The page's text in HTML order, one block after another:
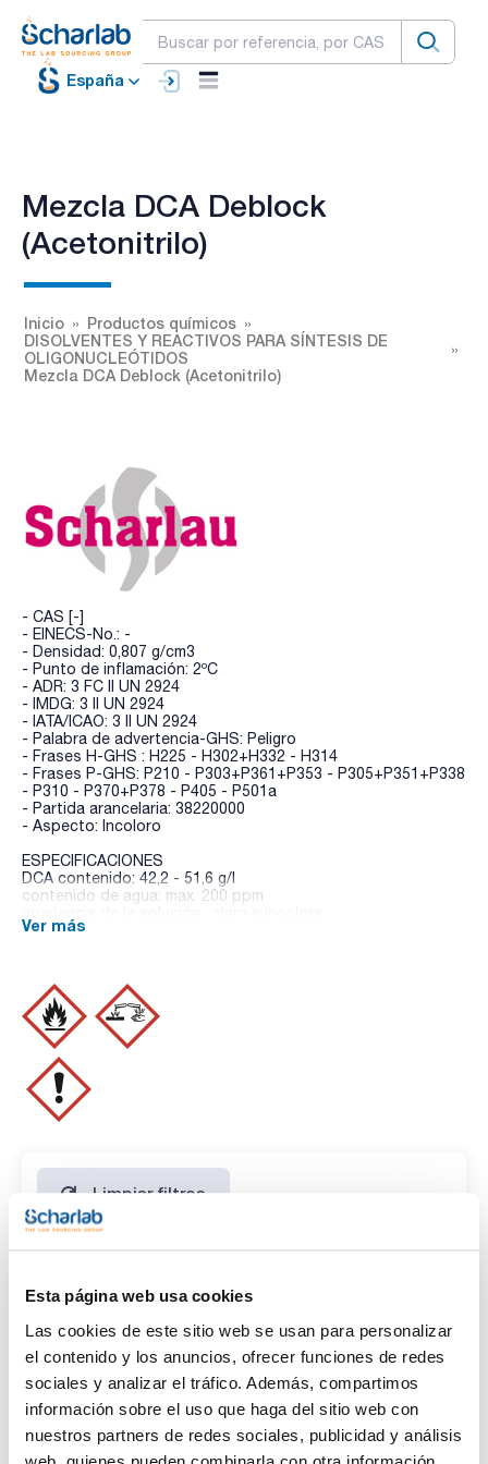
Esta página web usa cookies
Las cookies de este sitio web se usan para personalizar
el contenido y los anuncios, ofrecer funciones de redes
sociales y analizar el tráfico. Además, compartimos
información sobre el uso que haga del sitio web con
nuestros partners de redes sociales, publicidad y análisis
España
Mezcla DCA Deblock
(Acetonitrilo)
Inicio
Productos químicos
DISOLVENTES Y REACTIVOS PARA SÍNTESIS DE
OLIGONUCLEÓTIDOS
Mezcla DCA Deblock (Acetonitrilo)
- CAS [-]
- EINECS-No.: -
- Densidad: 0,807 g/cm3
- Punto de inflamación: 2ºC
- ADR: 3 FC II UN 2924
- IMDG: 3 II UN 2924
- IATA/ICAO: 3 II UN 2924
- Palabra de advertencia-GHS: Peligro
- Frases H-GHS : H225 - H302+H332 - H314
- Frases P-GHS: P210 - P303+P361+P353 - P305+P351+P338
- P310 - P370+P378 - P405 - P501a
- Partida arancelaria: 38220000
- Aspecto: Incoloro
ESPECIFICACIONES
DCA contenido: 42,2 - 51,6 g/l
contenido de agua: max. 200 ppm
Ver más
Limpiar filtros
Capacidad
x 30 l(1)